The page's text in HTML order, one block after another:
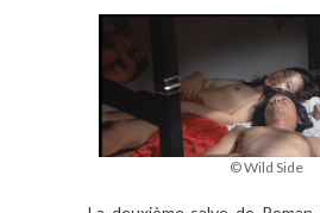
© Wild Side